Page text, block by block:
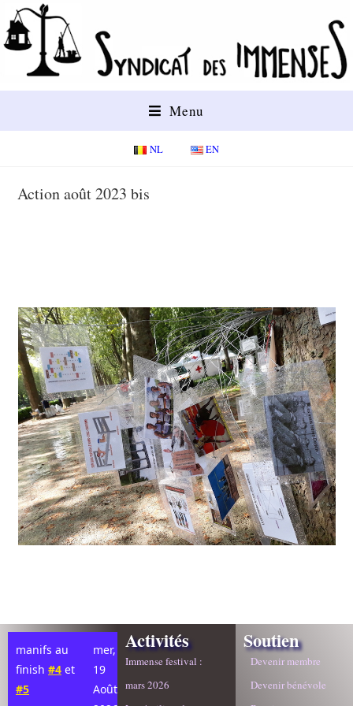
Menu
NL EN
Action août 2023 bis
manifs au
finish #4 et
#5
mer,
19
Août
Activités
Immense festival :
mars 2026
Soutien
Devenir membre
Devenir bénévole